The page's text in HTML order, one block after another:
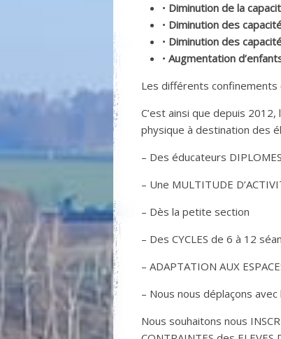
• Diminution de la
• Diminution des
• Diminution des
• Augmentation
Les différents confinements
C’est ainsi que depuis
physique à destination des
– Des éducateurs
– Une MULTITUDE
– Dès la petite section
– Des CYCLES de 6 à 12
– ADAPTATION AUX
– Nous nous déplaçons
Nous souhaitons nous